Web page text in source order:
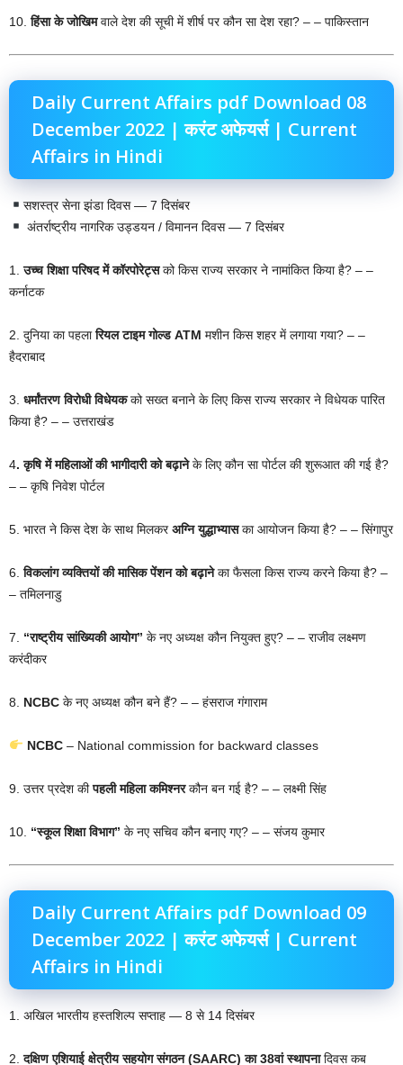
10.हिंसा के जोखिमवाले देश की सूची में शीर्ष पर कौन सा देश रहा? – – पाकिस्तान
Daily Current Affairs pdf Download 08
December 2022 | करंट अफेयर्स | Current
Affairs in Hindi
सशस्त्र सेना झंडा दिवस — 7 दिसंबर
अंतर्राष्ट्रीय नागरिक उड्डयन / विमानन दिवस — 7 दिसंबर
1.उच्च शिक्षा परिषद में कॉरपोरेट्सको किस राज्य सरकार ने नामांकित किया है? – –
कर्नाटक
2. दुनिया का पहलारियल टाइम गोल्ड ATM मशीन किस शहर में लगाया गया? – –
हैदराबाद
3. धर्मांतरण विरोधी विधेयकको सख्त बनाने के लिए किस राज्य सरकार ने विधेयक पारित
किया है? – – उत्तराखंड
4. कृषि में महिलाओं की भागीदारी को बढ़ानेके लिए कौन सा पोर्टल की शुरूआत की गई है?
– – कृषि निवेश पोर्टल
5. भारत ने किस देश के साथ मिलकरअग्नि युद्धाभ्यासका आयोजन किया है? – – सिंगापुर
6.विकलांग व्यक्तियों की मासिक पेंशन को बढ़ानेका फैसला किस राज्य करने किया है? –
– तमिलनाडु
7. “राष्ट्रीय सांख्यिकीआयोग” के नए अध्यक्ष कौन नियुक्त हुए? – – राजीव लक्ष्मण
करंदीकर
8. NCBC के नए अध्यक्ष कौन बने हैं? – – हंसराज गंगाराम
NCBC– National commission for backward classes
9. उत्तर प्रदेश कीपहली महिला कमिश्नरकौन बन गई है? – – लक्ष्मी सिंह
10. “स्कूल शिक्षा विभाग” के नए सचिव कौन बनाए गए? – – संजय कुमार
Daily Current Affairs pdf Download 09
December 2022 | करंट अफेयर्स | Current
Affairs in Hindi
1. अखिल भारतीय हस्तशिल्प सप्ताह — 8 से 14 दिसंबर
2.दक्षिण एशियाई क्षेत्रीय सहयोग संगठन (SAARC) का 38वां स्थापनादिवस कब